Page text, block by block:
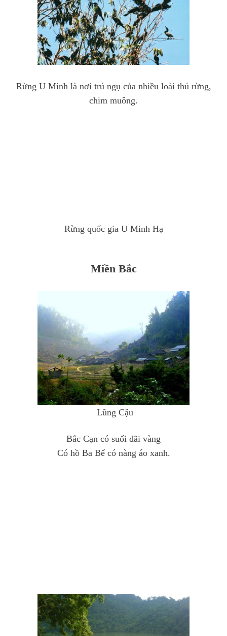
Rừng U Minh là nơi trú ngụ của nhiều loài thú rừng,
chim muông.
Rừng quốc gia U Minh Hạ
Miền Bắc
Lũng Cậu
Bắc Cạn có suối đãi vàng
Có hồ Ba Bể có nàng áo xanh.